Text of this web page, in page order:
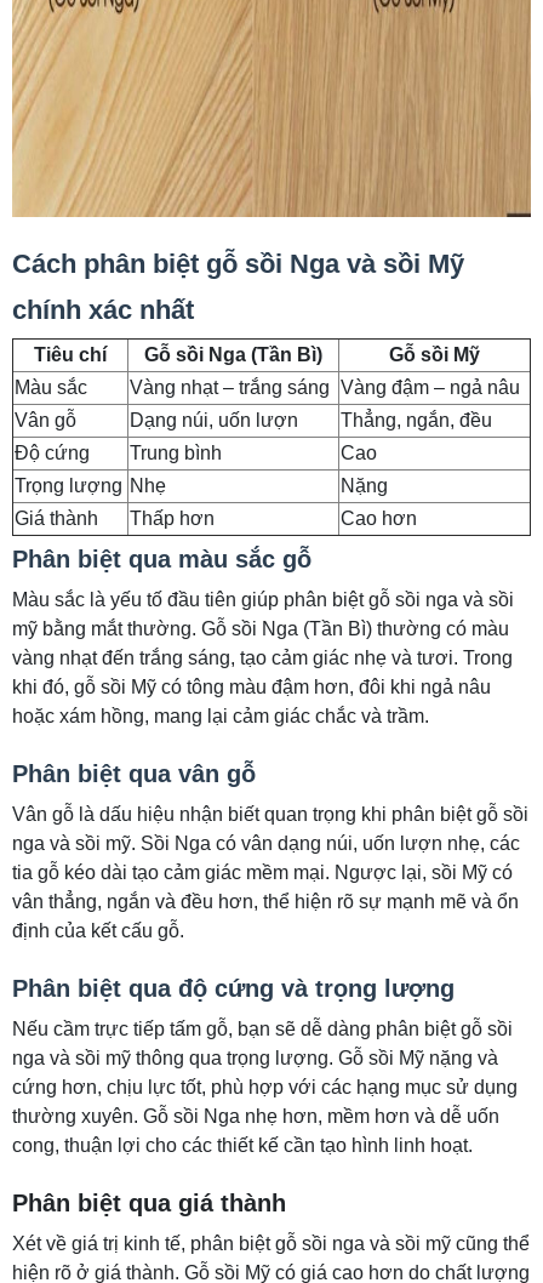
Cách phân biệt gỗ sồi Nga và sồi Mỹ
chính xác nhất
Tiêu chí Gỗ sồi Nga (Tần Bì)
Gỗ sồi Mỹ
Màu sắc
Vàng nhạt – trắng sáng Vàng đậm – ngả nâu
Vân gỗ
Dạng núi, uốn lượn
Thẳng, ngắn, đều
Độ cứng
Trung bình
Cao
Trọng lượng Nhẹ
Nặng
Giá thành
Thấp hơn Cao hơn
Phân biệt qua màu sắc gỗ
Màu sắc là yếu tố đầu tiên giúp phân biệt gỗ sồi nga và sồi
mỹ bằng mắt thường. Gỗ sồi Nga (Tần Bì) thường có màu
vàng nhạt đến trắng sáng, tạo cảm giác nhẹ và tươi. Trong
khi đó, gỗ sồi Mỹ có tông màu đậm hơn, đôi khi ngả nâu
hoặc xám hồng, mang lại cảm giác chắc và trầm.
Phân biệt qua vân gỗ
Vân gỗ là dấu hiệu nhận biết quan trọng khi phân biệt gỗ sồi
nga và sồi mỹ. Sồi Nga có vân dạng núi, uốn lượn nhẹ, các
tia gỗ kéo dài tạo cảm giác mềm mại. Ngược lại, sồi Mỹ có
vân thẳng, ngắn và đều hơn, thể hiện rõ sự mạnh mẽ và ổn
định của kết cấu gỗ.
Phân biệt qua độ cứng và trọng lượng
Nếu cầm trực tiếp tấm gỗ, bạn sẽ dễ dàng phân biệt gỗ sồi
nga và sồi mỹ thông qua trọng lượng. Gỗ sồi Mỹ nặng và
cứng hơn, chịu lực tốt, phù hợp với các hạng mục sử dụng
thường xuyên. Gỗ sồi Nga nhẹ hơn, mềm hơn và dễ uốn
cong, thuận lợi cho các thiết kế cần tạo hình linh hoạt.
Phân biệt qua giá thành
Xét về giá trị kinh tế, phân biệt gỗ sồi nga và sồi mỹ cũng thể
hiện rõ ở giá thành. Gỗ sồi Mỹ có giá cao hơn do chất lượng